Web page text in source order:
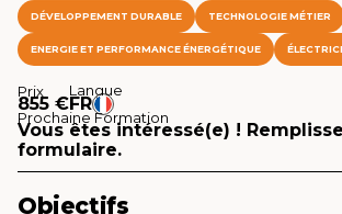
DÉVELOPPEMENT DURABLE TECHNOLOGIE MÉTIER
ENERGIE ET PERFORMANCE ÉNERGÉTIQUE
Prix
855 €
Langue
FR
Prochaine Formation
Vous êtes intéressé(e) !
formulaire.
Objectifs